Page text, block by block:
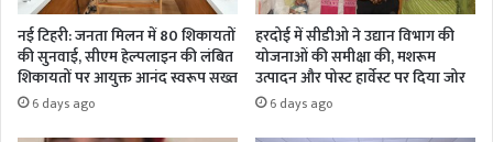
नई टिहरी: जनता मिलन में 80 शिकायतों
की सुनवाई, सीएम हेल्पलाइन की लंबित
शिकायतों पर आयुक्त आनंद स्वरूप सख्त
6 days ago
हरदोई में सीडीओ ने उद्यान विभाग की
योजनाओं की समीक्षा की, मशरूम
उत्पादन और पोस्ट हार्वेस्ट पर दिया जोर
6 days ago